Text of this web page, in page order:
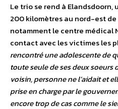
Le trio se rend à
200 kilomètres au nord-est
notamment le centre médical
contact avec les victimes les
rencontré une adolescente de
toute seule de ses deux soeurs
voisin, personne ne l’aidait et
prise en charge par le
encore trop de cas comme le